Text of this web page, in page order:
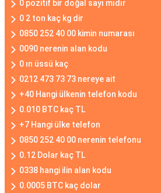
0 pozitif bir doğal sayı mıdır
0 2 ton kaç kg dir
0850 252 40 00 kimin numarası
0090 nerenin alan kodu
0 ın üssü kaç
0212 473 73 73 nereye ait
+40 Hangi ülkenin telefon kodu
0.010 BTC kaç TL
+7 Hangi ülke telefon
0850 252 40 00 nerenin telefonu
0.12 Dolar kaç TL
0338 hangi ilin alan kodu
0.0005 BTC kaç dolar